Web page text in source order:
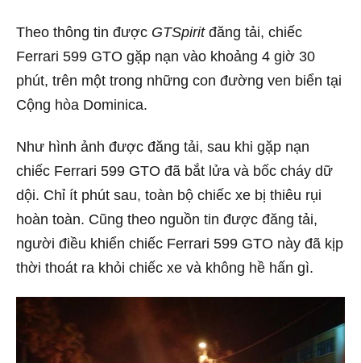
Theo thông tin được GTSpiritđăng tải, chiếc
Ferrari 599 GTO gặp nạn vào khoảng 4 giờ 30
phút, trên một trong những con đường ven biển tại
Cộng hòa Dominica.
Như hình ảnh được đăng tải, sau khi gặp nạn
chiếc Ferrari 599 GTO đã bắt lửa và bốc cháy dữ
dội. Chỉ ít phút sau, toàn bộ chiếc xe bị thiêu rụi
hoàn toàn. Cũng theo nguồn tin được đăng tải,
người điều khiển chiếc Ferrari 599 GTO này đã kịp
thời thoát ra khỏi chiếc xe và không hề hấn gì.